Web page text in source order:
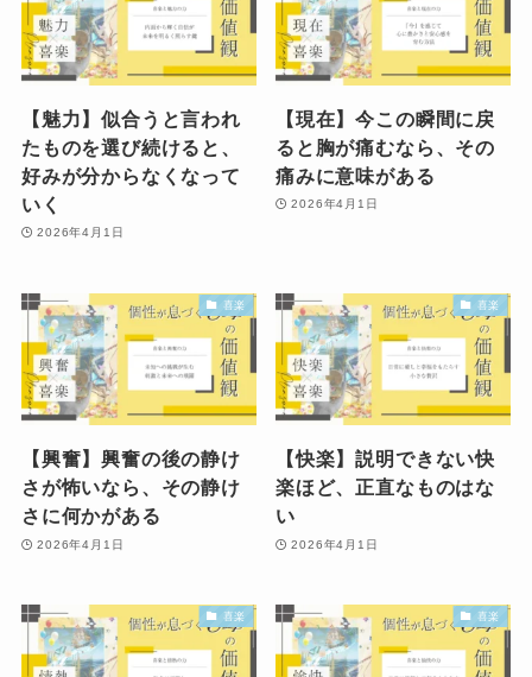
【魅力】似合うと言われ
たものを選び続けると、
好みが分からなくなって
いく
2026年4月1日
【現在】今この瞬間に戻
ると胸が痛むなら、その
痛みに意味がある
2026年4月1日
喜楽
【興奮】興奮の後の静け
さが怖いなら、その静け
さに何かがある
2026年4月1日
喜楽
【快楽】説明できない快
楽ほど、正直なものはな
い
2026年4月1日
喜楽 喜楽